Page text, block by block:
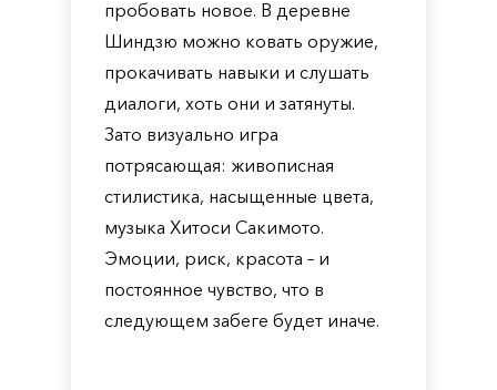
пробовать новое. В деревне
Шиндзю можно ковать оружие,
прокачивать навыки и слушать
диалоги, хоть они и затянуты.
Зато визуально игра
потрясающая: живописная
стилистика, насыщенные цвета,
музыка Хитоси Сакимото.
Эмоции, риск, красота – и
постоянное чувство, что в
следующем забеге будет иначе.